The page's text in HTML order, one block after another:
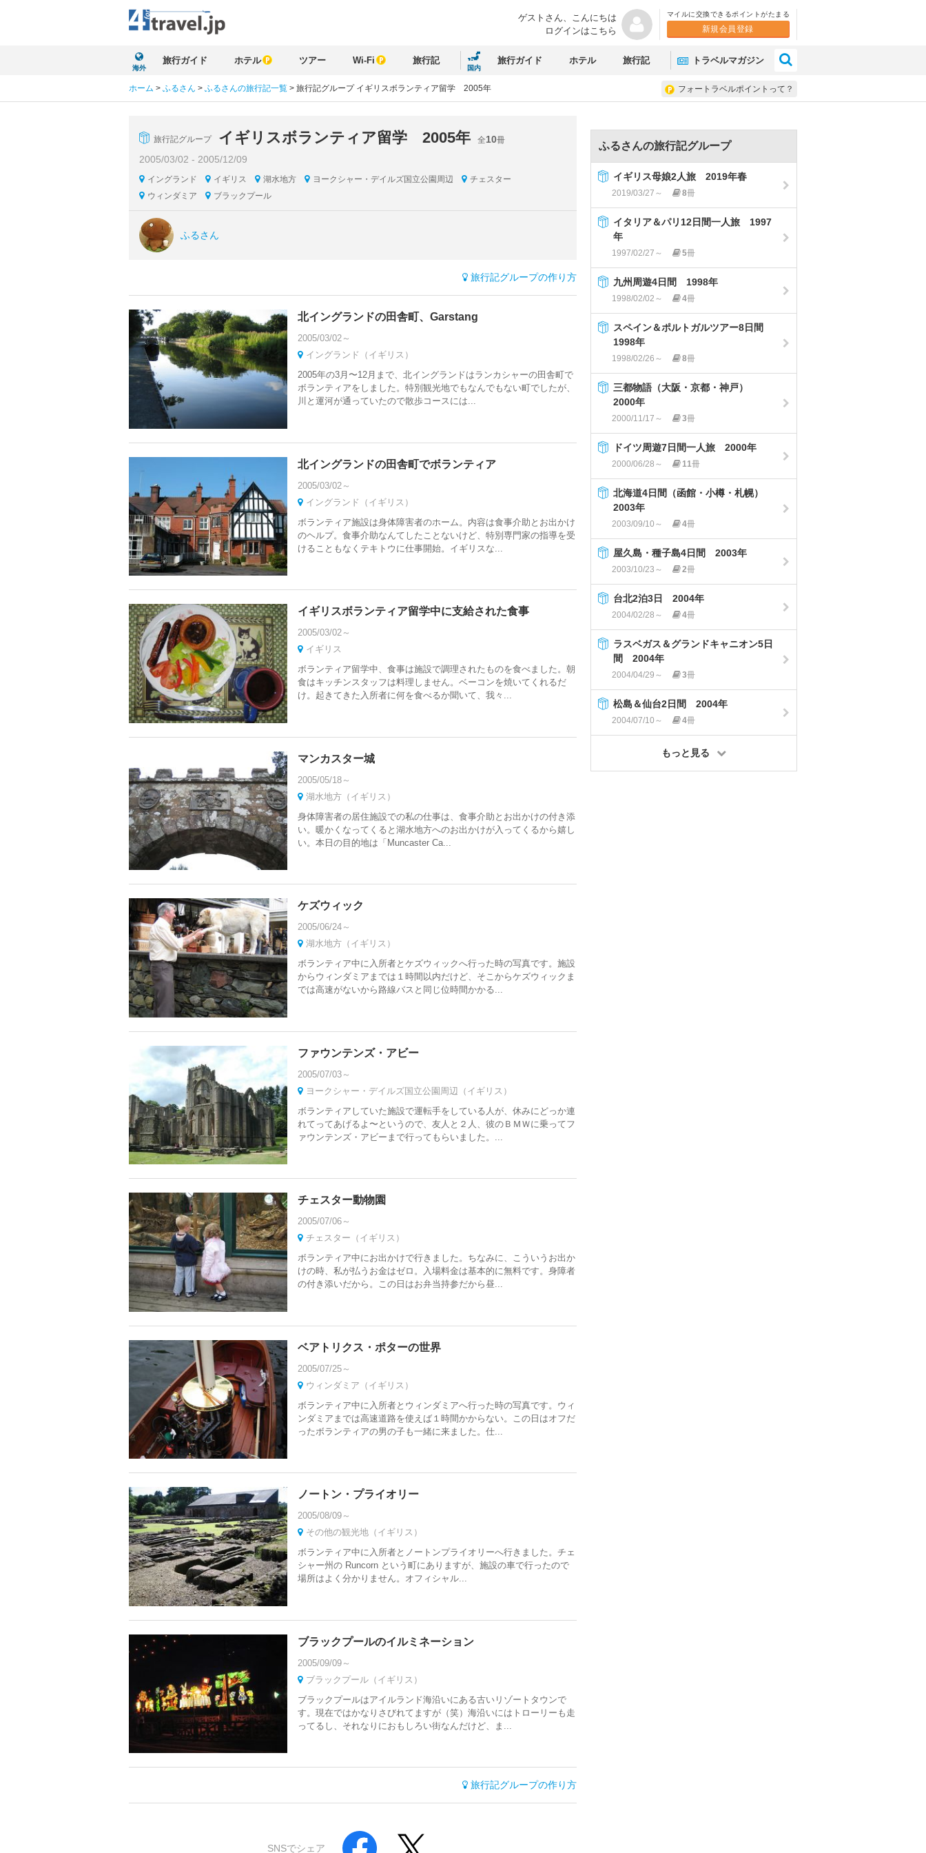
ゲストさん、 こんにちは
ログインはこちら
マイルに交換できるポイントがたまる
新規会員登録
海外
旅行ガイド ホテル ツアー Wi-Fi 旅行記
国内
旅行ガイド ホテル 旅行記 トラベルマガジン
フォートラベルポイントって？
ホーム > ふるさん > ふるさんの旅行記一覧 > 旅行記グループ イギリスボランティア留学 2005年
旅行記グループ イギリスボランティア留学 2005年 全10冊
2005/03/02 - 2005/12/09
イングランド イギリス 湖水地方 ヨークシャー・デイルズ国立公園周辺
チェスター
ウィンダミア
ブラックプール
ふるさん
旅行記グループの作り方
北イングランドの田舎町、Garstang
2005/03/02～
イングランド（イギリス）
2005年の3月〜12月まで、北イングランドはランカシャーの田舎町で
ボランティアをしました。特別観光地でもなんでもない町でしたが、
川と運河が通っていたので散歩コースには...
北イングランドの田舎町でボランティア
2005/03/02～
イングランド（イギリス）
ボランティア施設は身体障害者のホーム。内容は食事介助とお出かけ
のヘルプ。食事介助なんてしたことないけど、特別専門家の指導を受
けることもなくテキトウに仕事開始。イギリスな...
イギリスボランティア留学中に支給された食事
2005/03/02～
イギリス
ボランティア留学中、食事は施設で調理されたものを食べました。朝
食はキッチンスタッフは料理しません。ベーコンを焼いてくれるだ
け。起きてきた入所者に何を食べるか聞いて、我々...
マンカスター城
2005/05/18～
湖水地方（イギリス）
身体障害者の居住施設での私の仕事は、食事介助とお出かけの付き添
い。暖かくなってくると湖水地方へのお出かけが入ってくるから嬉し
い。本日の目的地は「Muncaster Ca...
ケズウィック
2005/06/24～
湖水地方（イギリス）
ボランティア中に入所者とケズウィックへ行った時の写真です。施設
からウィンダミアまでは１時間以内だけど、そこからケズウィックま
では高速がないから路線バスと同じ位時間かかる...
ファウンテンズ・アビー
2005/07/03～
ヨークシャー・デイルズ国立公園周辺（イギリス）
ボランティアしていた施設で運転手をしている人が、休みにどっか連
れてってあげるよ〜というので、友人と２人、彼のＢＭＷに乗ってフ
ァウンテンズ・アビーまで行ってもらいました。...
チェスター動物園
2005/07/06～
チェスター（イギリス）
ボランティア中にお出かけで行きました。ちなみに、こういうお出か
けの時、私が払うお金はゼロ。入場料金は基本的に無料です。身障者
の付き添いだから。この日はお弁当持参だから昼...
ベアトリクス・ポターの世界
2005/07/25～
ウィンダミア（イギリス）
ボランティア中に入所者とウィンダミアへ行った時の写真です。ウィ
ンダミアまでは高速道路を使えば１時間かからない。この日はオフだ
ったボランティアの男の子も一緒に来ました。仕...
ノートン・プライオリー
2005/08/09～
その他の観光地（イギリス）
ボランティア中に入所者とノートンプライオリーへ行きました。チェ
シャー州の Runcorn という町にありますが、施設の車で行ったので
場所はよく分かりません。オフィシャル...
ブラックプールのイルミネーション
2005/09/09～
ブラックプール（イギリス）
ブラックプールはアイルランド海沿いにある古いリゾートタウンで
す。現在ではかなりさびれてますが（笑）海沿いにはトローリーも走
ってるし、それなりにおもしろい街なんだけど、ま...
旅行記グループの作り方
SNSでシェア
ふるさんの旅行記グループ
イギリス母娘2人旅 2019年春
2019/03/27～ 8冊
イタリア＆パリ12日間一人旅 1997
年
1997/02/27～ 5冊
九州周遊4日間 1998年
1998/02/02～ 4冊
スペイン＆ポルトガルツアー8日間
1998年
1998/02/26～ 8冊
三都物語（大阪・京都・神戸）
2000年
2000/11/17～ 3冊
ドイツ周遊7日間一人旅 2000年
2000/06/28～ 11冊
北海道4日間（函館・小樽・札幌）
2003年
2003/09/10～ 4冊
屋久島・種子島4日間 2003年
2003/10/23～ 2冊
台北2泊3日 2004年
2004/02/28～ 4冊
ラスベガス＆グランドキャニオン5日
間 2004年
2004/04/29～ 3冊
松島＆仙台2日間 2004年
2004/07/10～ 4冊
もっと見る